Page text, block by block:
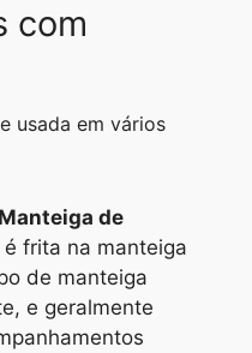
com
usada em vários
de
é frita na manteiga
de manteiga
e geralmente